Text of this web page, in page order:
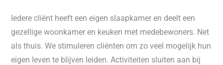
Iedere cliënt heeft een eigen slaapkamer en deelt een
gezellige woonkamer en keuken met medebewoners. Net
als thuis. We stimuleren cliënten om zo veel mogelijk hun
eigen leven te blijven leiden. Activiteiten sluiten aan bij